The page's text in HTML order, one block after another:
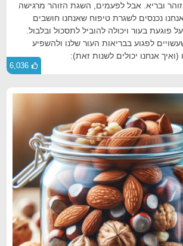
זוהר ובריא. אבל לפעמים, השגת הזוהר מרגישה
נכנסים לשגרת טיפוח שאנחנו חושבים
פוגעת בעור ויכולה להוביל לתסכול ובלבול.
שעשויים לפגוע בבריאות העור שלנו ולהשפיע
אנחנו יכולים לשנות זאת):
6,036